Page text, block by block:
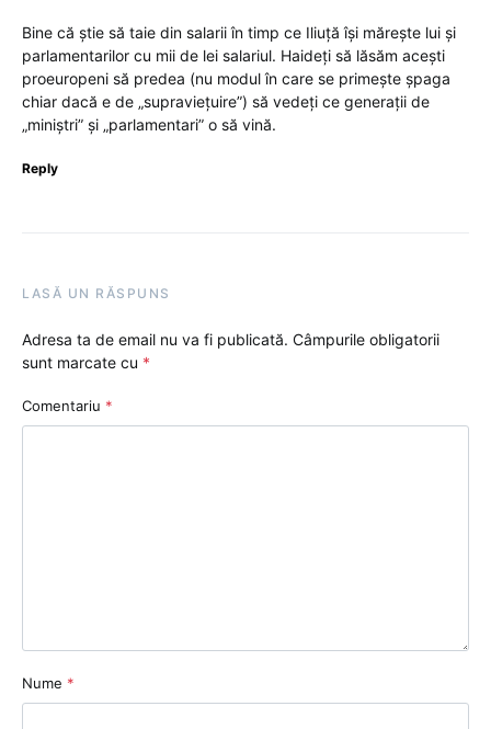
Bine că știe să taie din salarii în timp ce Iliuță își mărește lui și
parlamentarilor cu mii de lei salariul. Haideți să lăsăm acești
proeuropeni să predea (nu modul în care se primește șpaga
chiar dacă e de „supraviețuire”) să vedeți ce generații de
„miniștri” și „parlamentari” o să vină.
Reply
LASĂ UN RĂSPUNS
Adresa ta de email nu va fi publicată. Câmpurile obligatorii
sunt marcate cu *
Comentariu *
Nume *